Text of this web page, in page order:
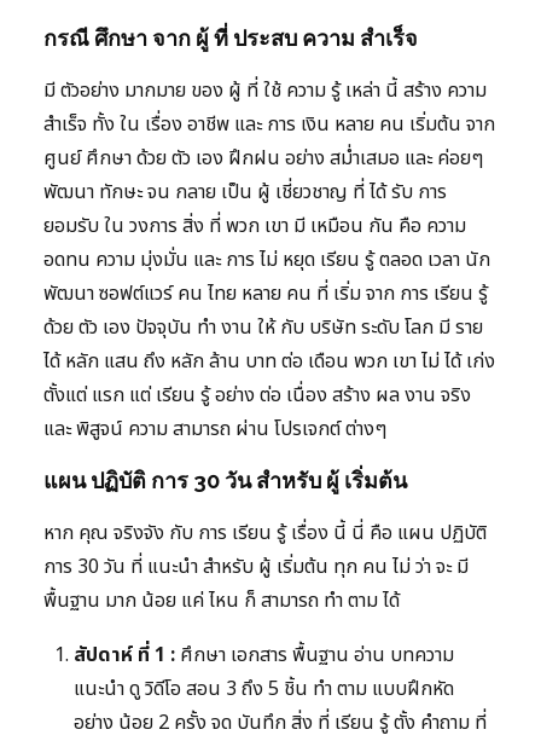
กรณี ศึกษา จาก ผู้ ที่ ประสบ ความ สำเร็จ
มี ตัวอย่าง มากมาย ของ ผู้ ที่ ใช้ ความ รู้ เหล่า นี้ สร้าง ความ
สำเร็จ ทั้ง ใน เรื่อง อาชีพ และ การ เงิน หลาย คน เริ่มต้น จาก
ศูนย์ ศึกษา ด้วย ตัว เอง ฝึกฝน อย่าง สม่ำเสมอ และ ค่อยๆ
พัฒนา ทักษะ จน กลาย เป็น ผู้ เชี่ยวชาญ ที่ ได้ รับ การ
ยอมรับ ใน วงการ สิ่ง ที่ พวก เขา มี เหมือน กัน คือ ความ
อดทน ความ มุ่งมั่น และ การ ไม่ หยุด เรียน รู้ ตลอด เวลา นัก
พัฒนา ซอฟต์แวร์ คน ไทย หลาย คน ที่ เริ่ม จาก การ เรียน รู้
ด้วย ตัว เอง ปัจจุบัน ทำ งาน ให้ กับ บริษัท ระดับ โลก มี ราย
ได้ หลัก แสน ถึง หลัก ล้าน บาท ต่อ เดือน พวก เขา ไม่ ได้ เก่ง
ตั้งแต่ แรก แต่ เรียน รู้ อย่าง ต่อ เนื่อง สร้าง ผล งาน จริง
และ พิสูจน์ ความ สามารถ ผ่าน โปรเจกต์ ต่างๆ
แผน ปฏิบัติ การ 30 วัน สำหรับ ผู้ เริ่มต้น
หาก คุณ จริงจัง กับ การ เรียน รู้ เรื่อง นี้ นี่ คือ แผน ปฏิบัติ
การ 30 วัน ที่ แนะนำ สำหรับ ผู้ เริ่มต้น ทุก คน ไม่ ว่า จะ มี
พื้นฐาน มาก น้อย แค่ ไหน ก็ สามารถ ทำ ตาม ได้
สัปดาห์ ที่ 1 : ศึกษา เอกสาร พื้นฐาน อ่าน บทความ
แนะนำ ดู วิดีโอ สอน 3 ถึง 5 ชิ้น ทำ ตาม แบบฝึกหัด
อย่าง น้อย 2 ครั้ง จด บันทึก สิ่ง ที่ เรียน รู้ ตั้ง คำถาม ที่